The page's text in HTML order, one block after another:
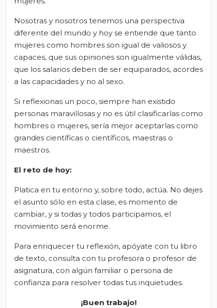
Nosotras y nosotros tenemos una perspectiva
diferente del mundo y hoy se entiende que tanto
mujeres como hombres son igual de valiosos y
capaces, que sus opiniones son igualmente válidas,
que los salarios deben de ser equiparados, acordes
a las capacidades y no al sexo.
Si reflexionas un poco, siempre han existido
personas maravillosas y no es útil clasificarlas como
hombres o mujeres, sería mejor aceptarlas como
grandes científicas o científicos, maestras o
maestros.
El reto de hoy:
Platica en tu entorno y, sobre todo, actúa. No dejes
el asunto sólo en esta clase, es momento de
cambiar, y si todas y todos participamos, el
movimiento será enorme.
Para enriquecer tu reflexión, apóyate con tu libro
de texto, consulta con tu profesora o profesor de
asignatura, con algún familiar o persona de
confianza para resolver todas tus inquietudes.
¡Buen trabajo!